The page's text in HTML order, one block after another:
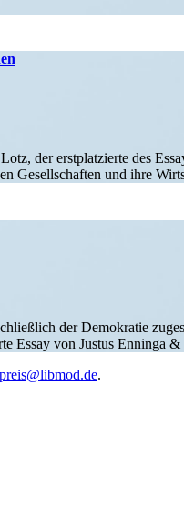
der erstplat­zierte des
und ihre
der Demokratie
Essay von Justus Enninga
.